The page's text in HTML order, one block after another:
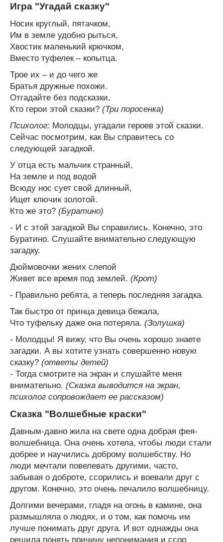
Игра "Угадай сказку"
Носик круглый, пятачком,
Им в земле удобно рыться,
Хвостик маленький крючком,
Вместо туфелек – копытца.
Трое их – и до чего же
Братья дружные похожи.
Отгадайте без подсказки,
Кто герои этой сказки? (Три поросенка)
Психолог: Молодцы, угадали героев этой сказки.
Сейчас посмотрим, как Вы справитесь со
следующей загадкой.
У отца есть мальчик странный,
На земле и под водой
Всюду нос сует свой длинный,
Ищет ключик золотой.
Кто же это? (Буратино)
- И с этой загадкой Вы справились. Конечно, это
Буратино. Слушайте внимательно следующую
загадку.
Дюймовочки жених слепой
Живет все время под землей. (Крот)
- Правильно ребята, а теперь последняя загадка.
Так быстро от принца девица бежала,
Что туфельку даже она потеряла. (Золушка)
- Молодцы! Я вижу, что Вы очень хорошо знаете
загадки. А вы хотите узнать совершенно новую
сказку? (ответы детей)
- Тогда смотрите на экран и слушайте меня
внимательно. (Сказка выводится на экран,
психолог сопровождает ее рассказом)
Сказка "Волшебные краски"
Давным-давно жила на свете одна добрая фея-
волшебница. Она очень хотела, чтобы люди стали
добрее и научились доброму волшебству. Но
люди мечтали повелевать другими, часто,
забывая о доброте, ссорились и воевали друг с
другом. Конечно, это очень печалило волшебницу.
Долгими вечерами, гладя на огонь в камине, она
размышляла о людях, и о том, как помочь им
лучше понимать друг друга. И вот однажды она
решила понять причину непонимания и ссор